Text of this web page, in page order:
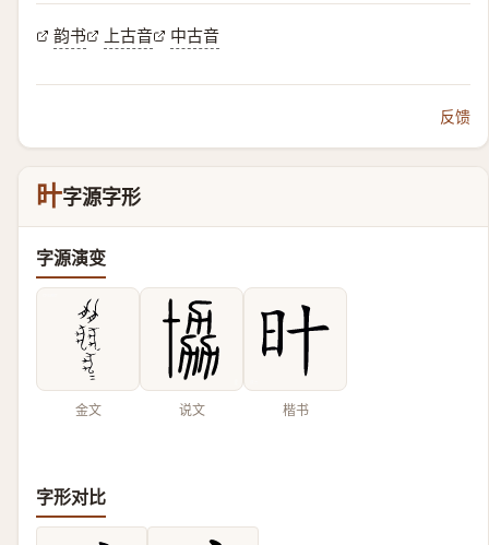
韵书 上古音 中古音
反馈
旪字源字形
字源演变
金文 说文 楷书
字形对比